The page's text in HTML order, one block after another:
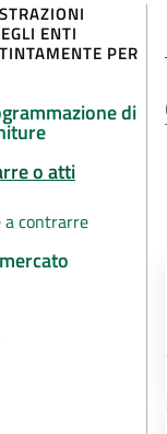
ENTI
PER
di
o atti
contrarre